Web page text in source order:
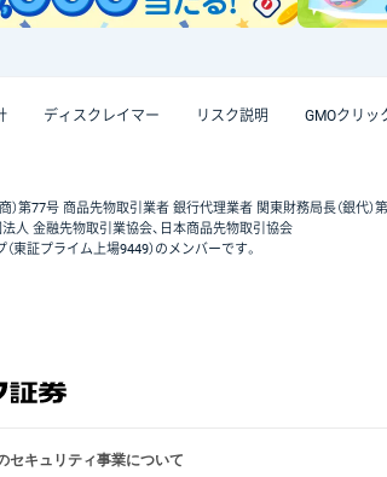
ディスクレイマー リスク説明 GMOクリッ
）第77号 商品先物取引業者 銀行代理業者 関東財務局長（銀代
人 金融先物取引業協会、日本商品先物取引協会
東証プライム上場9449）のメンバーです。
セキュリティ事業について